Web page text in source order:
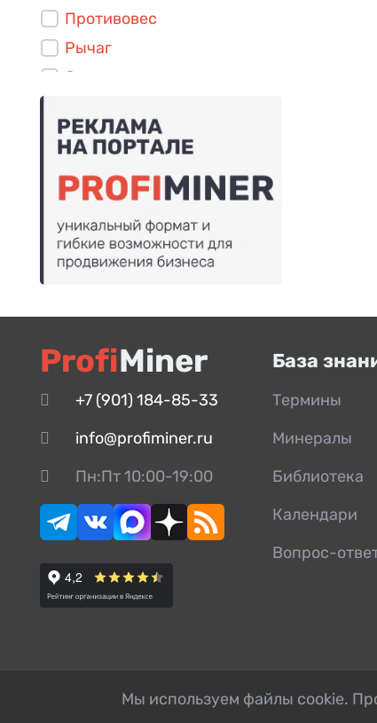
Противовес
Рычаг
Стакан
Футеровка нижняя
Шпилька
ProfiMiner
+7 (901) 184-85-33
info@profiminer.ru
Пн:Пт 10:00-19:00
База
Термины
Минералы
Библиотека
Календари
Вопрос-
Мы используем файлы cookie.